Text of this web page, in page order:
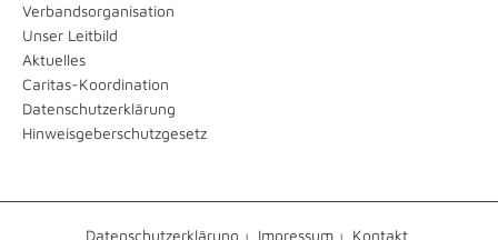
Verbandsorganisation
Unser Leitbild
Aktuelles
Caritas-Koordination
Datenschutzerklärung
Hinweisgeberschutzgesetz
Datenschutzerklärung Impressum Kontakt